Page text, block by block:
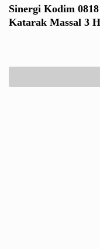
Sinergi Kodim
Katarak Massal 3